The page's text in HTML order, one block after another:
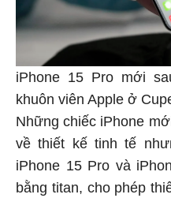
iPhone 15 Pro mới
khuôn viên Apple ở
Những chiếc iPhone
về thiết kế tinh tế
iPhone 15 Pro và
bằng titan, cho phép